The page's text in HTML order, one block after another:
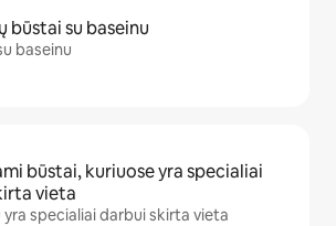
būstai su baseinu
baseinu
būstai, kuriuose yra specialiai
vieta
specialiai darbui skirta vieta